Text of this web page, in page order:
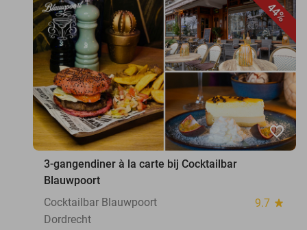
44%
favorite_border
3-gangendiner à la carte bij Cocktailbar
Blauwpoort
Cocktailbar Blauwpoort
9.7 star
Dordrecht